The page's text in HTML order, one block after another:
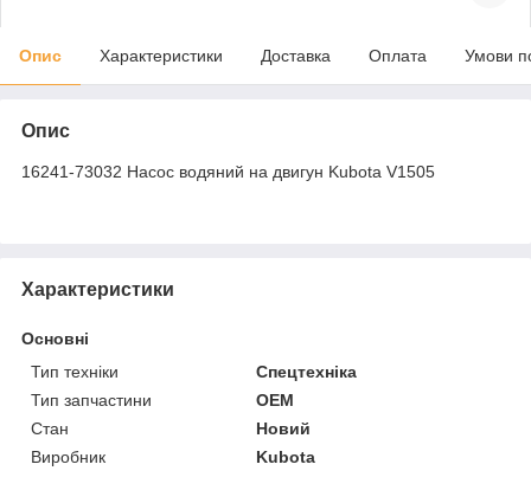
Опис Характеристики Доставка Оплата Умови
Опис
16241-73032 Насос водяний на двигун Kubota V1505
Характеристики
Основні
Тип техніки
Спецтехніка
Тип запчастини
OEM
Стан
Новий
Виробник
Kubota